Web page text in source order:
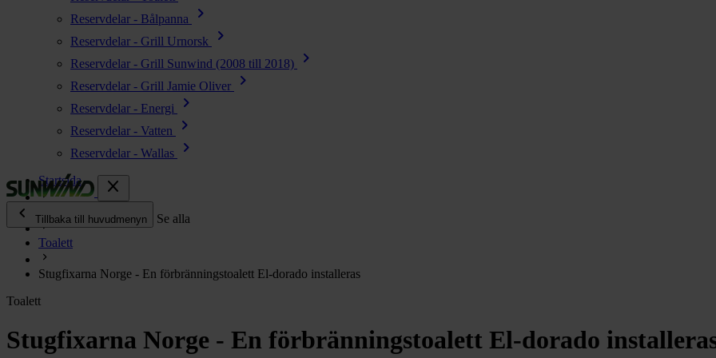
Reservdelar - Bålpanna chevron_right
Reservdelar - Grill Urnorsk chevron_right
Reservdelar - Grill Sunwind (2008 till 2018) chevron_right
Reservdelar - Grill Jamie Oliver chevron_right
Reservdelar - Energi chevron_right
Reservdelar - Vatten chevron_right
Reservdelar - Wallas
chevron_right
close
chevron_left
Tillbaka till huvudmenyn Se alla
Energi
chevron_right
Vatten chevron_right
Startsida
Toalett
Stugfixarna Norge - En förbränningstoalett El-dorado installeras
Toalett
Stugfixarna Norge - En förbränningstoalett El-dorado